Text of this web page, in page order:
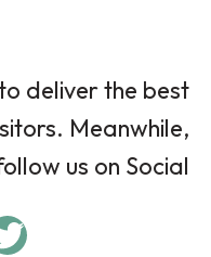
deliver the best
Meanwhile,
us on Social.